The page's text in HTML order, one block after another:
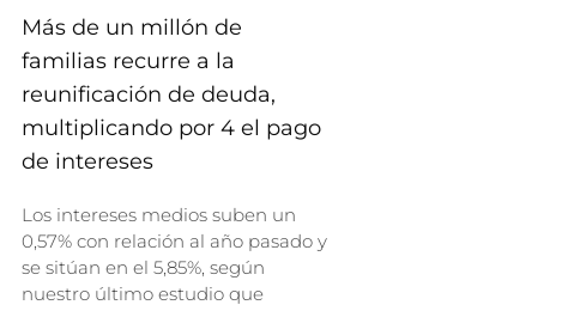
Más de un millón de
familias recurre a la
reunificación de deuda,
multiplicando por 4 el pago
de intereses
Los intereses medios suben un
0,57% con relación al año pasado y
se sitúan en el 5,85%, según
nuestro último estudio que